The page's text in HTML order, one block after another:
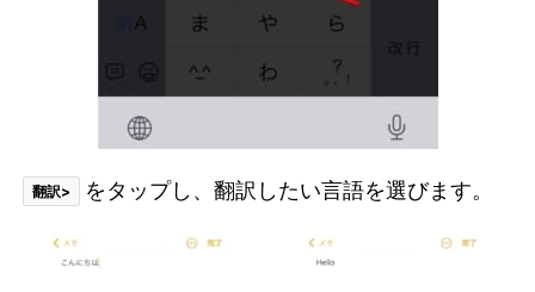
翻訳> をタップし、翻訳したい言語を選びます。